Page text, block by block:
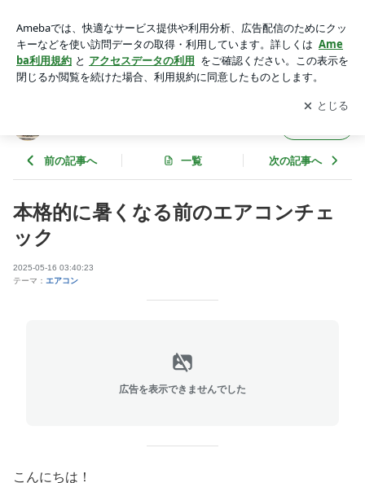
ヤ久我山店のブログ
アプリをダウンロードして ブログの更新通知
を受け取りまし
ょう。
開く
前の記事へ 一覧 次の記事へ
本格的に暑くなる前のエアコンチェ
ック
2025-05-16 03:40:23
テーマ： エアコン
広告を表示できませんでした
こんにちは！